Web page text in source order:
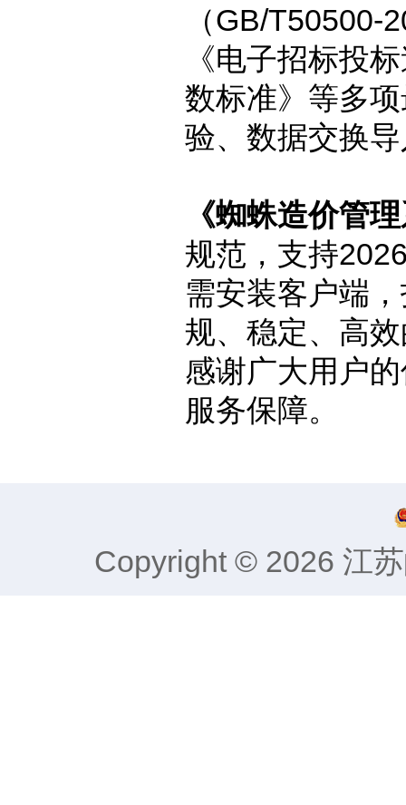
（GB/T50500-
《电子招标投
数标准》等多
验、数据交换
《蜘蛛造价管
规范，支持
需安装客户端
规、稳定、高
感谢广大用户
服务保障。
Copyright © 2026 江